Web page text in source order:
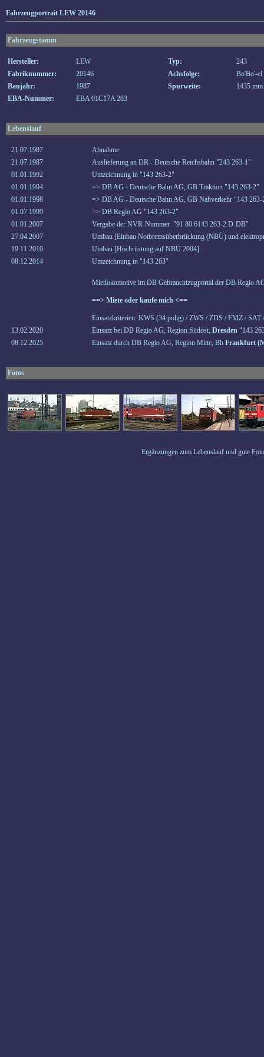
Fahrzeugportrait LEW 20146
Fahrzeugstamm
Hersteller: LEW Typ:
243
Fabriknummer:
20146 Achsfolge:
Bo'Bo'-el
Baujahr:
1987 Spurweite:
1435 mm
EBA-Nummer:
EBA 01C17A 263
Lebenslauf
21.07.1987
Abnahme
21.07.1987
Auslieferung an DR - Deutsche Reichsbahn "243 263-1"
01.01.1992
Umzeichnung in "143 263-2"
01.01.1994
=> DB AG - Deutsche Bahn AG, GB Traktion "143 263-2"
01.01.1998
=> DB AG - Deutsche Bahn AG, GB Nahverkehr "143 263-
01.07.1999
=> DB Regio AG "143 263-2"
01.01.2007
Vergabe der NVR-Nummer "91 80 6143 263-2 D-DB"
27.04.2007
Umbau [Einbau Notbremsüberbrückung (NBÜ) und
19.11.2010
Umbau [Hochrüstung auf NBÜ 2004]
08.12.2014
Umzeichnung in "143 263"
Mietlokomotive im DB Gebrauchtzugportal der DB Regio
==> Miete oder kaufe mich <==
Einsatzkriterien: KWS (34 polig) / ZWS / ZDS / FMZ /
13.02.2020
Einsatz bei DB Regio AG, Region Südost, Dresden "143
08.12.2025
Einsatz durch DB Regio AG, Region Mitte, Bh Frankfurt
Fotos
Ergänzungen zum Lebenslauf und gute